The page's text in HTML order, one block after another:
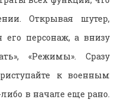
Открывая шутер,
его персонаж, а внизу
«Режимы». Сразу
к военным
в начале еще рано.